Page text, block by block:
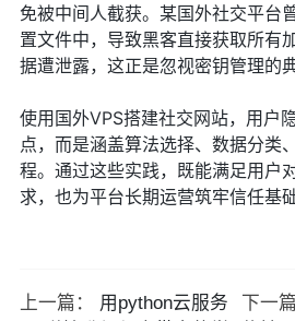
免被中间人截获。某国外社交平台
置文件中，导致黑客直接获取所有
据遭泄露，这正是忽视密钥管理的
使用国外VPS搭建社交网站，用户
点，而是涵盖算法选择、数据分类
程。通过这些实践，既能满足用户
求，也为平台长期运营筑牢信任基础
上一篇：
用python云服务
下一